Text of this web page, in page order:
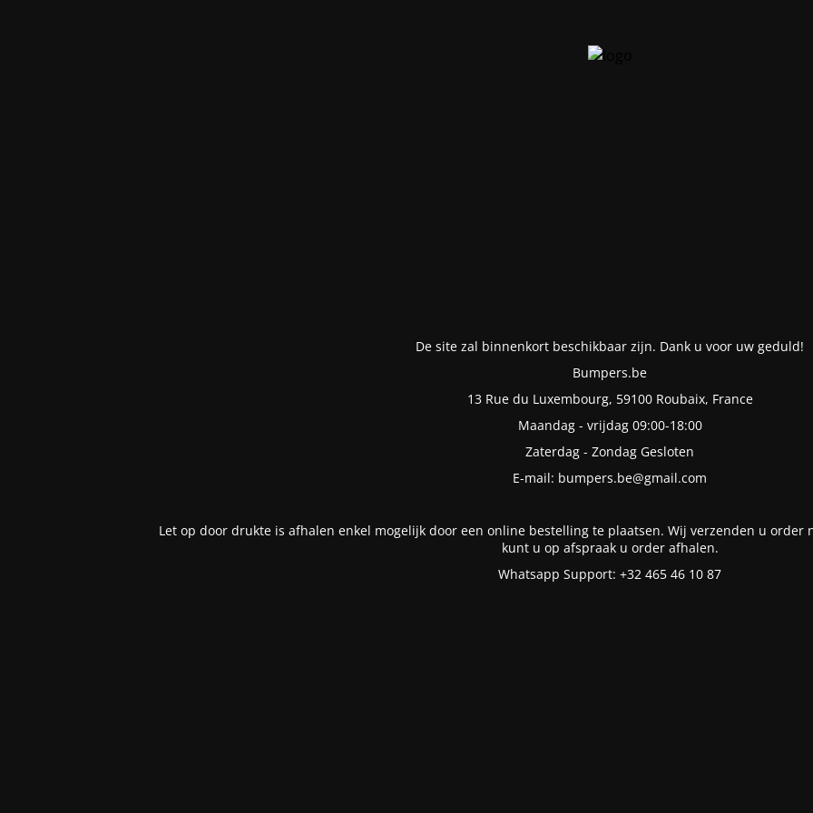
De site zal binnenkort beschikbaar zijn. Dank u voor uw geduld!
Bumpers.be
13 Rue du Luxembourg, 59100 Roubaix, France
Maandag - vrijdag 09:00-18:00
Zaterdag - Zondag Gesloten
E-mail: bumpers.be@gmail.com
Let op door drukte is afhalen enkel mogelijk door een online bestelling te plaatsen. Wij verzenden u order
kunt u op afspraak u order afhalen.
Whatsapp Support: +32 465 46 10 87